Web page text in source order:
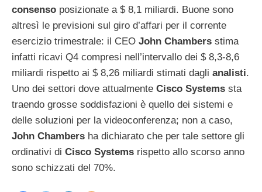
consenso posizionate a $ 8,1 miliardi. Buone sono
altresì le previsioni sul giro d’affari per il corrente
esercizio trimestrale: il CEO John Chambers stima
infatti ricavi Q4 compresi nell’intervallo dei $ 8,3-8,6
miliardi rispetto ai $ 8,26 miliardi stimati dagli analisti.
Uno dei settori dove attualmente Cisco Systems sta
traendo grosse soddisfazioni è quello dei sistemi e
delle soluzioni per la videoconferenza; non a caso,
John Chambers ha dichiarato che per tale settore gli
ordinativi di Cisco Systems rispetto allo scorso anno
sono schizzati del 70%.